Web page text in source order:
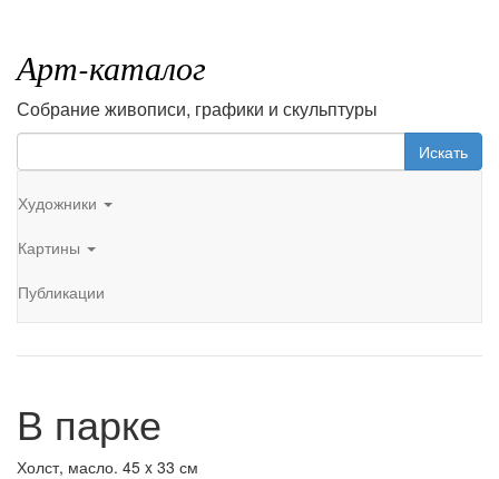
Арт-каталог
Собрание живописи, графики и скульптуры
Искать
Художники
Картины
Публикации
В парке
Холст, масло. 45 x 33 см